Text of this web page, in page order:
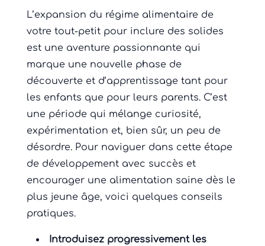
L’expansion du régime alimentaire de
votre tout-petit pour inclure des solides
est une aventure passionnante qui
marque une nouvelle phase de
découverte et d’apprentissage tant pour
les enfants que pour leurs parents. C’est
une période qui mélange curiosité,
expérimentation et, bien sûr, un peu de
désordre. Pour naviguer dans cette étape
de développement avec succès et
encourager une alimentation saine dès le
plus jeune âge, voici quelques conseils
pratiques.
Introduisez progressivement les